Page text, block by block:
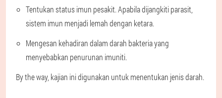
Tentukan status imun pesakit. Apabila dijangkiti parasit,
sistem imun menjadi lemah dengan ketara.
Mengesan kehadiran dalam darah bakteria yang
menyebabkan penurunan imuniti.
By the way, kajian ini digunakan untuk menentukan jenis darah.